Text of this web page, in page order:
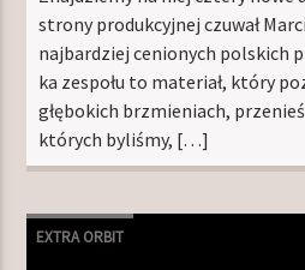
strony produkcyjnej czuwał
najbardziej cenionych polskich
ka zespołu to materiał, który
głębokich brzmieniach,
których byliśmy, […]
EXTRA ORBIT